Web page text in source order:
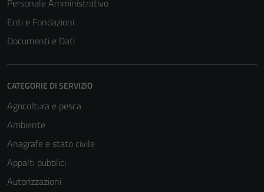
Personale Amministrativo
Enti e Fondazioni
Documenti e Dati
CATEGORIE DI SERVIZIO
Agricoltura e pesca
Ambiente
Anagrafe e stato civile
Appalti pubblici
Autorizzazioni